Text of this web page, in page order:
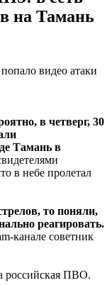
на Тамань
в четверг, 30
Тамань в
в небе пролетал
то поняли,
реагировать.
канале советник
российская ПВО.